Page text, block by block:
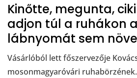
Kinőtte, megunta,
adjon túl a ruhákon
lábnyomát sem
Vásárlóból lett főszervezője
mosonmagyaróvári